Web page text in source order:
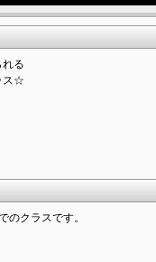
る
ス☆
のクラスです。